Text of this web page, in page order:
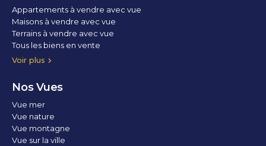
Voir plus
Appartements à vendre avec vue
Maisons à vendre avec vue
Terrains à vendre avec vue
Tous les biens en vente
Nos Vues
Vue mer
Vue nature
Vue montagne
Vue sur la ville